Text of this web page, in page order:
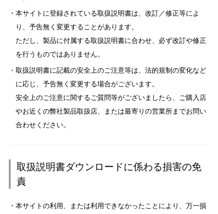
本サイトに登録されている取扱説明書は、改訂／修正等によ
り、予告無く変更することがあります。
ただし、製品に付属する取扱説明書に合わせ、必ず改訂や修正
を行うものではありません。
取扱説明書に記載の安全上のご注意等は、法的規制の変化など
に応じ、予告無く変更する場合がございます。
安全上のご注意に関するご質問等がございましたら、ご購入店
やお近くの弊社製品取扱店、または最寄りの営業所までお問い
合わせください。
取扱説明書ダウンロードに係わる損害の免
責
本サイトの利用、または利用できなかったことにより、万一損